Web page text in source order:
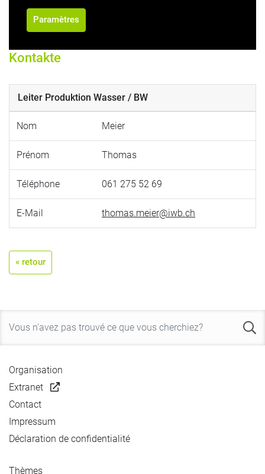
Paramètres
Kontakte
Leiter Produktion Wasser / BW
Nom Meier
Prénom Thomas
Téléphone 061 275 52 69
E-Mail thomas.meier@iwb.ch
« retour
Organisation
Extranet
Contact
Impressum
Déclaration de confidentialité
Thèmes